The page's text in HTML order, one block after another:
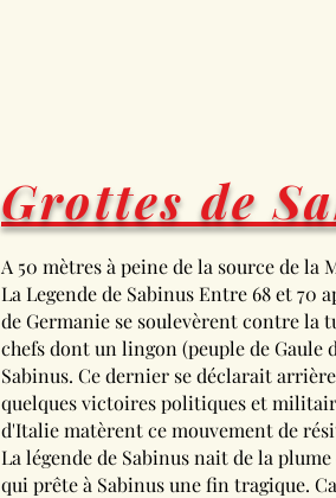
Grottes de
A 50 mètres à peine de la source de la
La Legende de Sabinus Entre 68 et 70
de Germanie se soulevèrent contre la
chefs dont un lingon (peuple de Gaule
Sabinus. Ce dernier se déclarait
quelques victoires politiques et
d'Italie matèrent ce mouvement de
La légende de Sabinus nait de la
qui prête à Sabinus une fin tragique.